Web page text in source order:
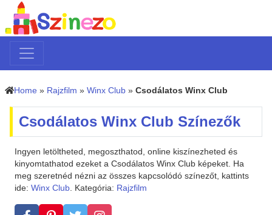
Home » Rajzfilm » Winx Club » Csodálatos Winx Club
Csodálatos Winx Club Színezők
Ingyen letöltheted, megoszthatod, online kiszínezheted és
kinyomtathatod ezeket a Csodálatos Winx Club képeket. Ha
meg szeretnéd nézni az összes kapcsolódó színezőt, kattints
ide: Winx Club. Kategória: Rajzfilm